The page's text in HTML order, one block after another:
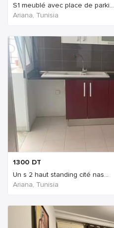
S1 meublé avec place de parki...
Ariana, Tunisia
1300 DT
Un s 2 haut standing cité nas...
Ariana, Tunisia